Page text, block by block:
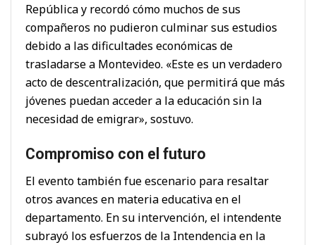
República y recordó cómo muchos de sus
compañeros no pudieron culminar sus estudios
debido a las dificultades económicas de
trasladarse a Montevideo. «Este es un verdadero
acto de descentralización, que permitirá que más
jóvenes puedan acceder a la educación sin la
necesidad de emigrar», sostuvo.
Compromiso con el futuro
El evento también fue escenario para resaltar
otros avances en materia educativa en el
departamento. En su intervención, el intendente
subrayó los esfuerzos de la Intendencia en la